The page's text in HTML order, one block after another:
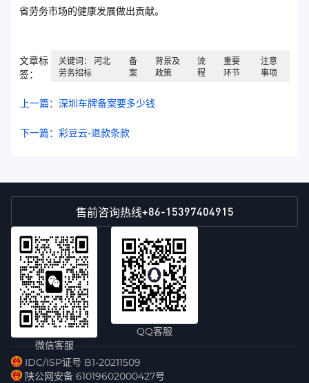
省劳务市场的健康发展做出贡献。
文章标
签：
关键词： 河北
劳务招标
备
案
背景及
政策
流
程
重要
环节
注意
事项
上一篇：深圳车牌备案要多少钱
下一篇：彩豆云-退款条款
售前咨询热线+86-15397404915
微信客服
QQ客服
IDC/ISP证号 B1-20211509
陕公网安备 61019602000427号